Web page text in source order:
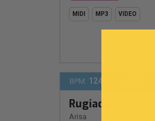
MIDI MP3 VIDEO
BPM: 124
Rugiada
Arisa